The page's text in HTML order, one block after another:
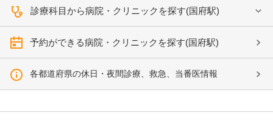
診療科目から病院・クリニックを探す(国府駅)
予約ができる病院・クリニックを探す(国府駅)
各都道府県の休日・夜間診療、救急、当番医情報